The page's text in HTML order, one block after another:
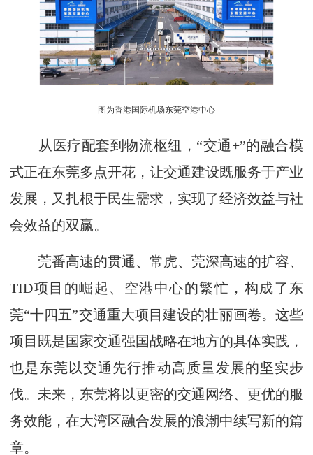
图为香港国际机场东莞空港中心
从医疗配套到物流枢纽，“交通+”的融合模
式正在东莞多点开花，让交通建设既服务于产业
发展，又扎根于民生需求，实现了经济效益与社
会效益的双赢。
莞番高速的贯通、常虎、莞深高速的扩容、
TID项目的崛起、空港中心的繁忙，构成了东
莞“十四五”交通重大项目建设的壮丽画卷。这些
项目既是国家交通强国战略在地方的具体实践，
也是东莞以交通先行推动高质量发展的坚实步
伐。未来，东莞将以更密的交通网络、更优的服
务效能，在大湾区融合发展的浪潮中续写新的篇
章。